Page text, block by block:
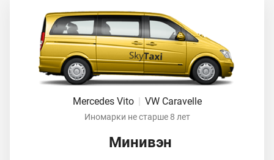
Mercedes Vito VW Caravelle
Иномарки не старше 8 лет
Минивэн